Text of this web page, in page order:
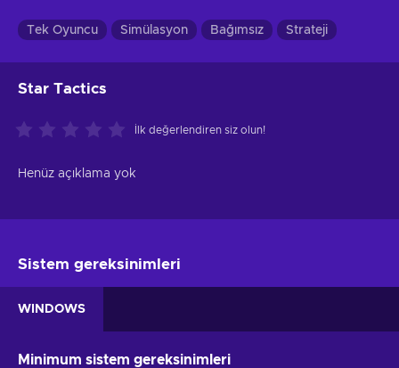
Tek Oyuncu Simülasyon Bağımsız Strateji
Star Tactics
İlk değerlendiren siz olun!
Henüz açıklama yok
Sistem gereksinimleri
WINDOWS
Minimum sistem gereksinimleri